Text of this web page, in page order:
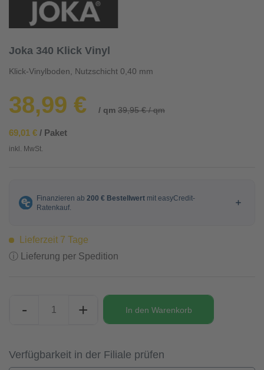
Joka 340 Klick Vinyl
Klick-Vinylboden, Nutzschicht 0,40 mm
38,99 € / qm 39,95 € / qm
69,01 € / Paket
inkl. MwSt.
Lieferzeit 7 Tage
ⓘ Lieferung per Spedition
- + In den Warenkorb
Verfügbarkeit in der Filiale prüfen